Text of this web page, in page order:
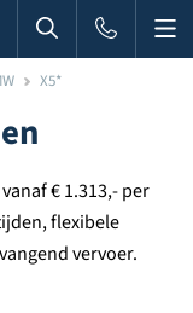
Zoeken in
X5*
€ 1.313,- per
flexibele
vervoer.